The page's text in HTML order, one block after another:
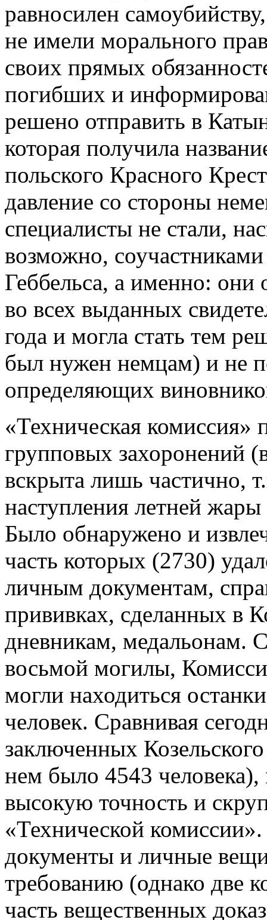
равносилен
не имели морального
своих прямых
погибших и
решено отправить в
которая получила
польского Красного
давление со стороны
специалисты не стали,
возможно,
Геббельса, а именно: они
во всех выданных
года и могла стать тем
был нужен немцам) и не
определяющих
«Техническая комиссия»
групповых захоронений
вскрыта лишь частично,
наступления летней
Было обнаружено и
часть которых (2730)
личным документам,
прививках, сделанных в
дневникам, медальонам.
восьмой могилы,
могли находиться
человек. Сравнивая
заключенных
нем было 4543 человека),
высокую точность и
«Технической
документы и личные
требованию (однако две
часть вещественных